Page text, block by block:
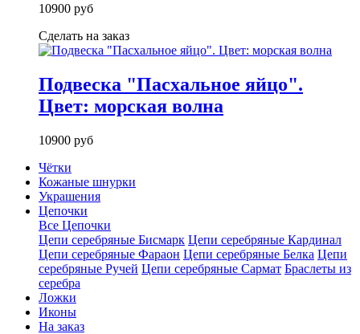
10900 руб
Сделать на заказ
Подвеска "Пасхальное яйцо".
Цвет: морская волна
10900 руб
Чётки
Кожаные шнурки
Украшения
Цепочки
Все Цепочки
Цепи серебряные Бисмарк Цепи серебряные Кардинал
Цепи серебряные Фараон Цепи серебряные Белка Цепи
серебряные Ручей Цепи серебряные Сармат Браслеты из
серебра
Ложки
Иконы
На заказ